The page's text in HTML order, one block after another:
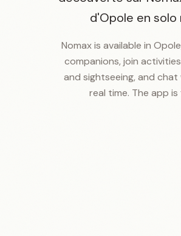
d'Opole en solo
Nomax is available in
companions, join
and sightseeing, and
real time. The app